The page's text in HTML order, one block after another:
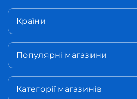
Країни
Популярні магазини
Категорії магазинів